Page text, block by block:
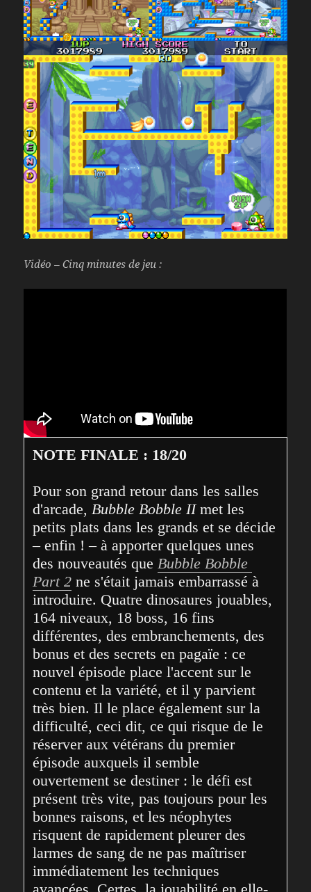
Vidéo – Cinq minutes de jeu :
NOTE FINALE : 18/20
Pour son grand retour dans les salles
d'arcade, Bubble Bobble II met les
petits plats dans les grands et se décide
– enfin ! – à apporter quelques unes
des nouveautés que Bubble Bobble
Part 2 ne s'était jamais embarrassé à
introduire. Quatre dinosaures jouables,
164 niveaux, 18 boss, 16 fins
différentes, des embranchements, des
bonus et des secrets en pagaïe : ce
nouvel épisode place l'accent sur le
contenu et la variété, et il y parvient
très bien. Il le place également sur la
difficulté, ceci dit, ce qui risque de le
réserver aux vétérans du premier
épisode auxquels il semble
ouvertement se destiner : le défi est
présent très vite, pas toujours pour les
bonnes raisons, et les néophytes
risquent de rapidement pleurer des
larmes de sang de ne pas maîtriser
immédiatement les techniques